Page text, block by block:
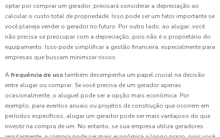
optar por comprar um gerador, precisará considerar a depreciação ao
calcular o custo total de propriedade. Isso pode ser um fator importante se
você planeja vender o gerador no futuro. Por outro lado, ao alugar, você
não precisa se preocupar com a depreciação, pois não é o proprietário do
equipamento. Isso pode simplificar a gestão financeira, especialmente para
empresas que buscam minimizar riscos.
Afrequência de uso também desempenha um papel crucial na decisão
entre alugar ou comprar. Se você precisa de um gerador apenas
ocasionalmente, o aluguel pode ser a opção mais econômica. Por
exemplo, para eventos anuais ou projetos de construção que ocorrem em
períodos específicos, alugar um gerador pode ser mais vantajoso do que
investir na compra de um. No entanto, se sua empresa utiliza geradores